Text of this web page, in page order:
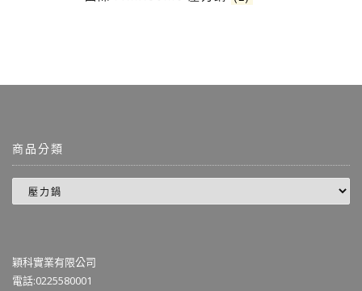
商品分類
穎科實業有限公司
電話:0225580001